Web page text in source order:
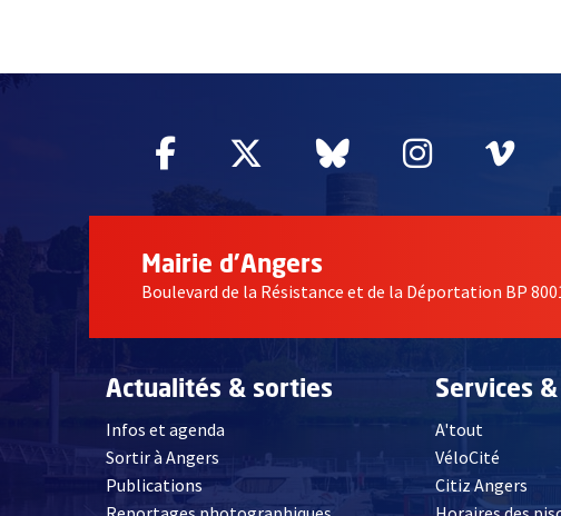
Facebook
, Ouvre une nouvelle fenêtre
Twitter
, Ouvre une nouvelle
Bluesky
, Ouvre une
, Ouvre
,
Mairie d'Angers
Boulevard de la Résistance et de la Déportation BP
Actualités & sorties
Infos et agenda
Sortir à Angers
Publications
Services
A'tout
VéloCité
Citiz Angers ,